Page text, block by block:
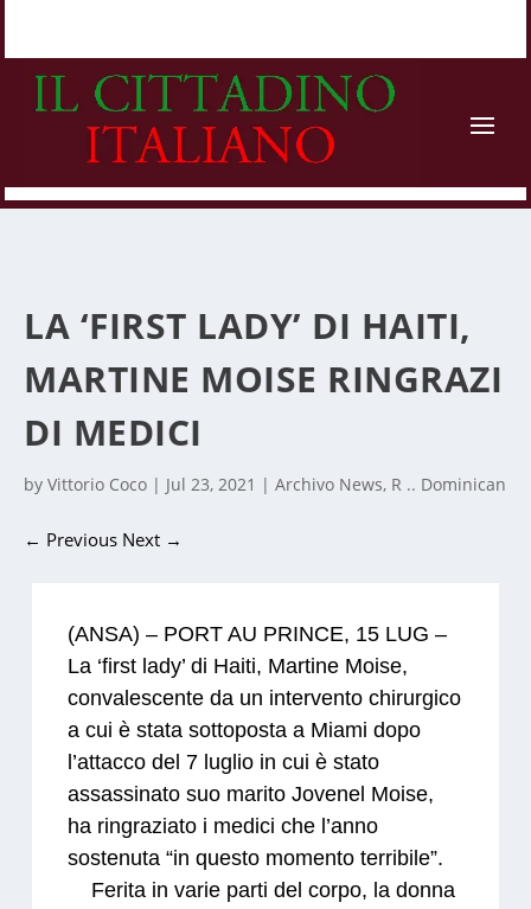
LA ‘FIRST LADY’ DI HAITI,
MARTINE MOISE RINGRAZI
DI MEDICI
byVittorio Coco | Jul 23, 2021 |Archivo News, R .. Dominican
← Previous Next →
(ANSA) – PORT AU PRINCE, 15 LUG –
La ‘first lady’ di Haiti, Martine Moise,
convalescente da un intervento chirurgico
a cui è stata sottoposta a Miami dopo
l’attacco del 7 luglio in cui è stato
assassinato suo marito Jovenel Moise,
ha ringraziato i medici che l’anno
sostenuta “in questo momento terribile”.
Ferita in varie parti del corpo, la donna